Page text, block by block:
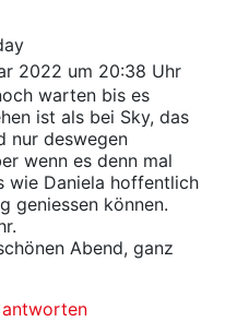
2022 um 20:38 Uhr
warten bis es
ist als bei Sky, das
nur deswegen
wenn es denn mal
wie Daniela hoffentlich
geniessen können.
Abend, ganz